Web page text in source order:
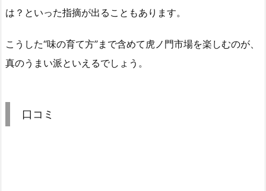
は？といった指摘が出ることもあります。
こうした“味の育て方”まで含めて虎ノ門市場を楽しむのが、
真のうまい派といえるでしょう。
口コミ